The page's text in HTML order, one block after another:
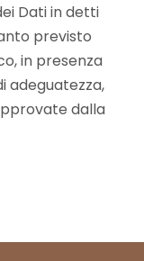
Dati in detti
previsto
in presenza
adeguatezza,
dalla